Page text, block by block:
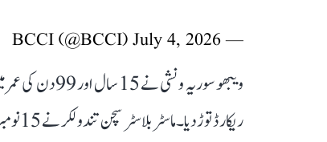
— BCCI (@BCCI)
July 4, 2026
ویبھو سوریہ